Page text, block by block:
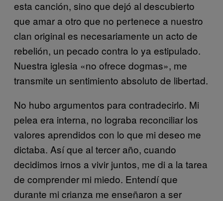
esta canción, sino que dejó al descubierto
que amar a otro que no pertenece a nuestro
clan original es necesariamente un acto de
rebelión, un pecado contra lo ya estipulado.
Nuestra iglesia «no ofrece dogmas», me
transmite un sentimiento absoluto de libertad.
No hubo argumentos para contradecirlo. Mi
pelea era interna, no lograba reconciliar los
valores aprendidos con lo que mi deseo me
dictaba. Así que al tercer año, cuando
decidimos irnos a vivir juntos, me di a la tarea
de comprender mi miedo. Entendí que
durante mi crianza me enseñaron a ser